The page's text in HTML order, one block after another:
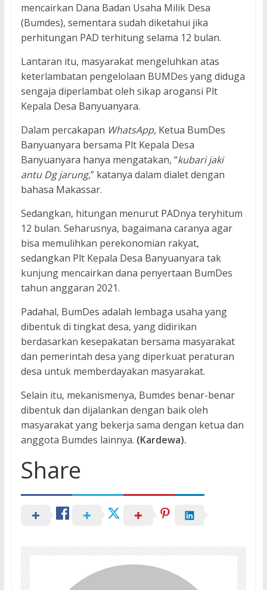
mencairkan Dana Badan Usaha Milik Desa
(Bumdes), sementara sudah diketahui jika
perhitungan PAD terhitung selama 12 bulan.
Lantaran itu, masyarakat mengeluhkan atas
keterlambatan pengelolaan BUMDes yang diduga
sengaja diperlambat oleh sikap arogansi Plt
Kepala Desa Banyuanyara.
Dalam percakapan WhatsApp,Ketua BumDes
Banyuanyara bersama Plt Kepala Desa
Banyuanyara hanya mengatakan, “kubari jaki
antu Dg jarung,” katanya dalam dialet dengan
bahasa Makassar.
Sedangkan, hitungan menurut PADnya teryhitum
12 bulan. Seharusnya, bagaimana caranya agar
bisa memulihkan perekonomian rakyat,
sedangkan Plt Kepala Desa Banyuanyara tak
kunjung mencairkan dana penyertaan BumDes
tahun anggaran 2021.
Padahal, BumDes adalah lembaga usaha yang
dibentuk di tingkat desa, yang didirikan
berdasarkan kesepakatan bersama masyarakat
dan pemerintah desa yang diperkuat peraturan
desa untuk memberdayakan masyarakat.
Selain itu, mekanismenya, Bumdes benar-benar
dibentuk dan dijalankan dengan baik oleh
masyarakat yang bekerja sama dengan ketua dan
anggota Bumdes lainnya. (Kardewa).
Share